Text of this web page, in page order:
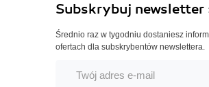
Subskrybuj newsletter
Średnio raz w tygodniu dostaniesz
ofertach dla subskrybentów newslettera.